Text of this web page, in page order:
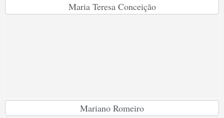
Maria Teresa Conceição
Mariano Romeiro